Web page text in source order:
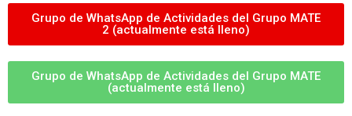
Grupo de WhatsApp de Actividades del Grupo MATE
2 (actualmente está lleno)
Grupo de WhatsApp de Actividades del Grupo MATE
(actualmente está lleno)